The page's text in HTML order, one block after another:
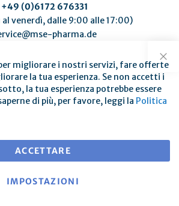
+49 (0)6172 676331
al venerdì, dalle 9:00 alle 17:00)
pharma.de
per ordini superiori a € 25
migliorare i nostri servizi, fare offerte
la tua esperienza. Se non accetti i
la tua esperienza potrebbe essere
di più, per favore, leggi la Politica
ACCETTARE
IMPOSTAZIONI